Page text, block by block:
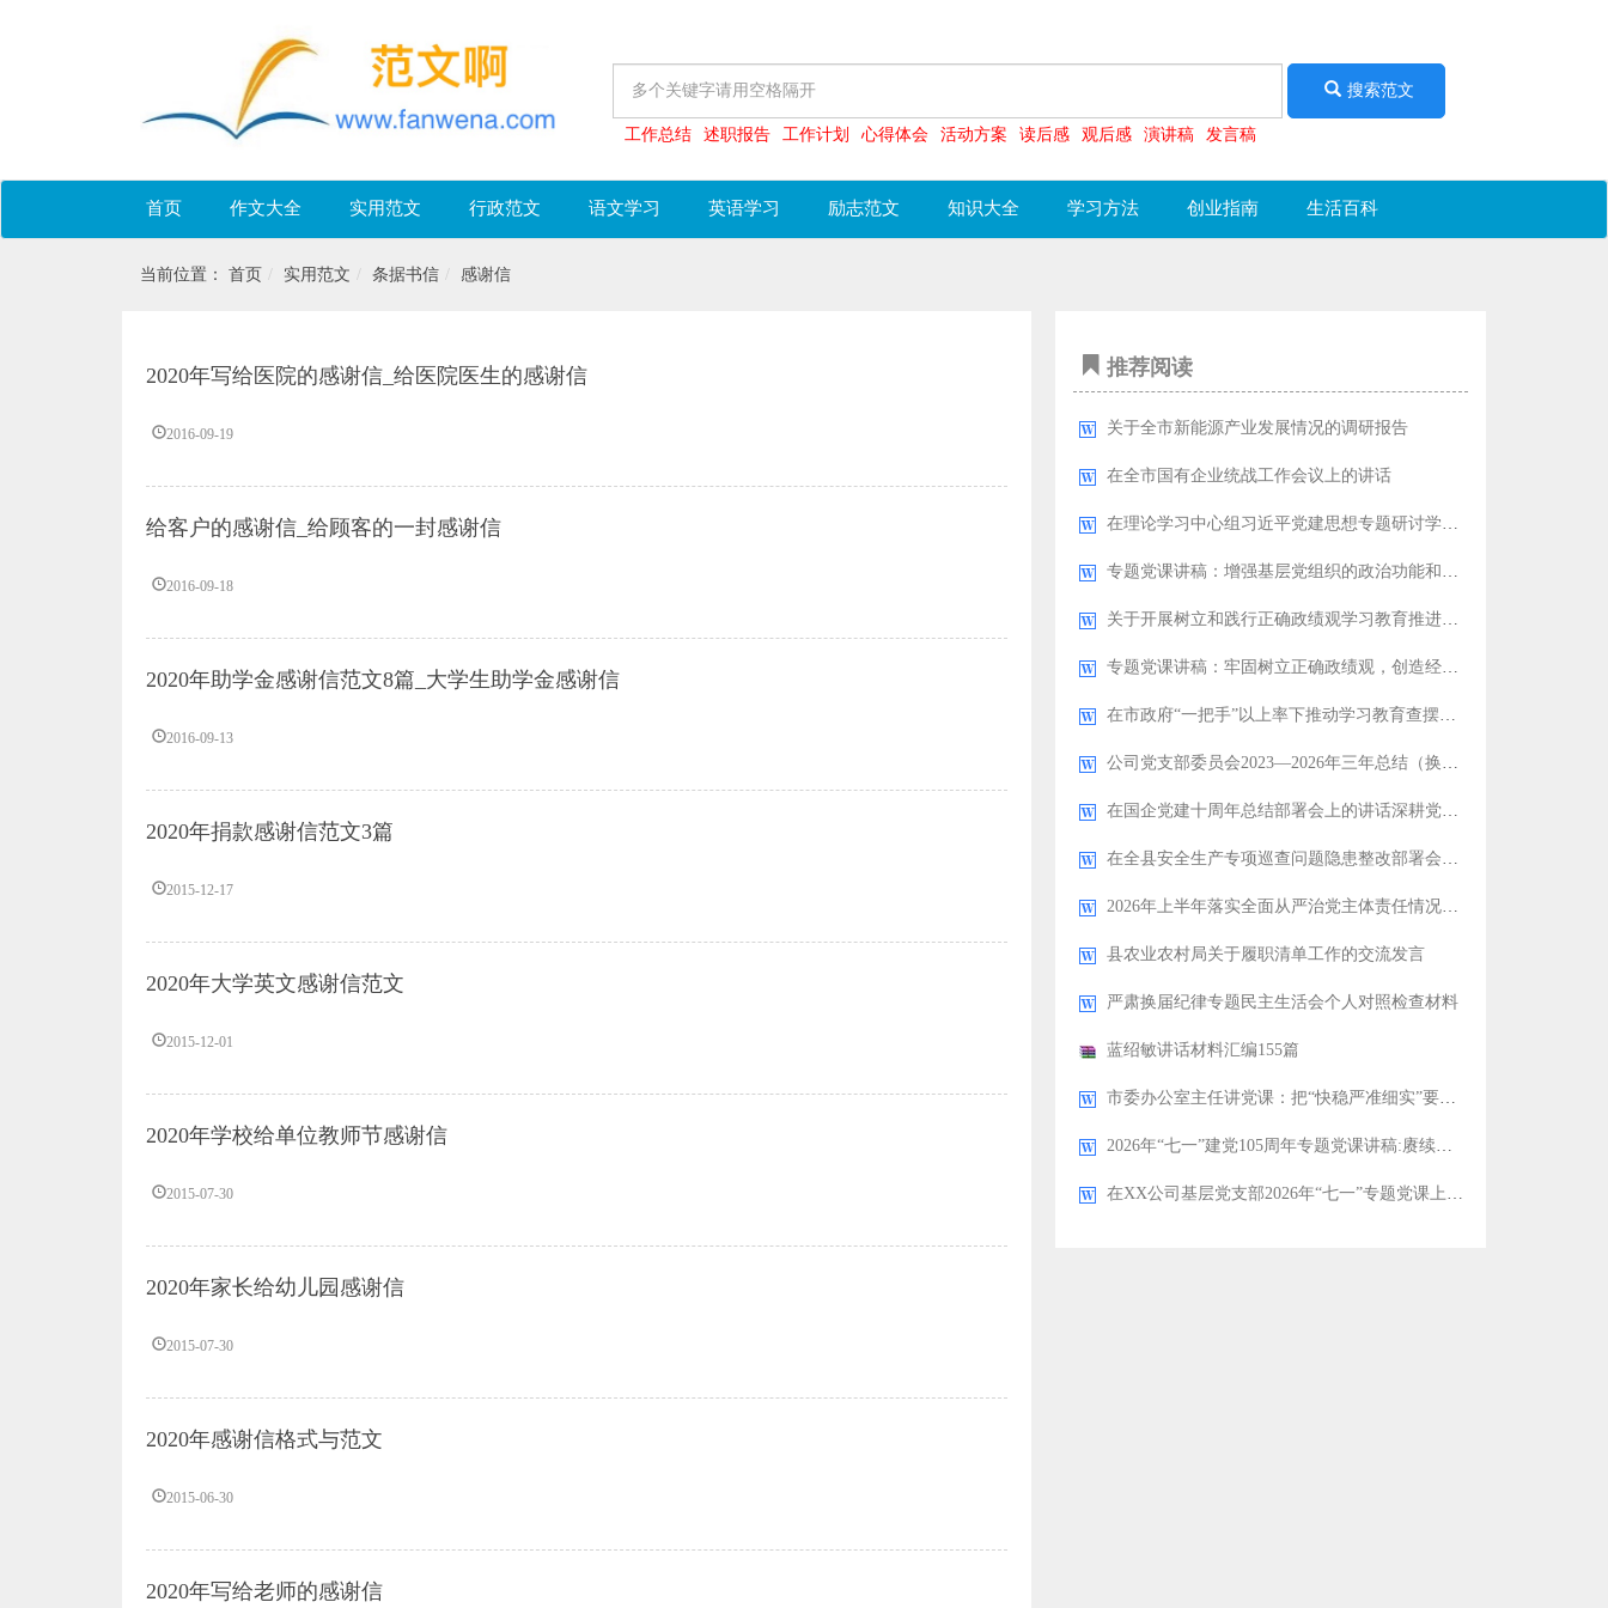
搜索范文
工作总结 述职报告 工作计划 心得体会 活动方案 读后感 观后感 演讲稿 发言稿
首页 作文大全 实用范文 行政范文 语文学习 英语学习 励志范文 知识大全 学习方法 创业指南 生活百科
当前位置： 首页 实用范文 条据书信 感谢信
2020年写给医院的感谢信_给医院医生的感谢信
2016-09-19
给客户的感谢信_给顾客的一封感谢信
2016-09-18
2020年助学金感谢信范文8篇_大学生助学金感谢信
2016-09-13
2020年捐款感谢信范文3篇
2015-12-17
2020年大学英文感谢信范文
2015-12-01
2020年学校给单位教师节感谢信
2015-07-30
2020年家长给幼儿园感谢信
2015-07-30
2020年感谢信格式与范文
2015-06-30
2020年写给老师的感谢信
推荐阅读
关于全市新能源产业发展情况的调研报告
在全市国有企业统战工作会议上的讲话
在理论学习中心组习近平党建思想专题研讨学习会上的发言：深学细悟党建思想铸魂强基引领征程
专题党课讲稿：增强基层党组织的政治功能和组织功能
关于开展树立和践行正确政绩观学习教育推进情况的总结报告
专题党课讲稿：牢固树立正确政绩观，创造经得起历史和人民检验的实绩
在市政府“一把手”以上率下推动学习教育查摆问题整改整治工作会议上的讲话
公司党支部委员会2023—2026年三年总结（换届报告）
在国企党建十周年总结部署会上的讲话深耕党建沃土赋能国企发展
在全县安全生产专项巡查问题隐患整改部署会上的讲话
2026年上半年落实全面从严治党主体责任情况报告（税务局）
县农业农村局关于履职清单工作的交流发言
严肃换届纪律专题民主生活会个人对照检查材料
蓝绍敏讲话材料汇编155篇
市委办公室主任讲党课：把“快稳严准细实”要求贯穿于市委办公室工作全过程，着力推动市委办公室作风全面过硬
2026年“七一”建党105周年专题党课讲稿:赓续百年奋斗初心勇担时代复兴使命
在XX公司基层党支部2026年“七一”专题党课上的讲稿